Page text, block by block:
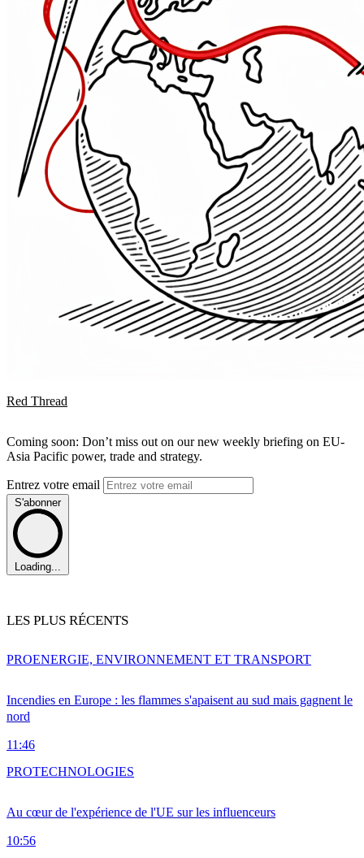
Red Thread
Coming soon: Don’t miss out on our new weekly briefing on EU-
Asia Pacific power, trade and strategy.
Entrez votre email
S'abonner
Loading...
LES PLUS RÉCENTS
Incendies en Europe : les flammes s'apaisent au sud mais gagnent le
nord
11:46
PROENERGIE, ENVIRONNEMENT ET TRANSPORT
Au cœur de l'expérience de l'UE sur les influenceurs
10:56
PROTECHNOLOGIES